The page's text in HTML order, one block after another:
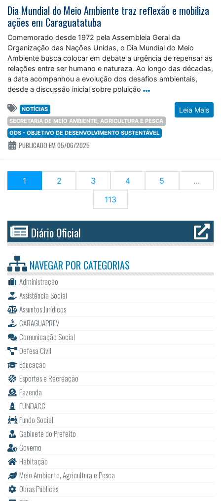
Dia Mundial do Meio Ambiente traz reflexão e mobiliza
ações em Caraguatatuba
Comemorado desde 1972 pela Assembleia Geral da
Organização das Nações Unidas, o Dia Mundial do Meio
Ambiente busca colocar em debate a urgência de repensar as
relações entre ser humano e natureza. Ao longo das décadas,
a data acompanhou a evolução dos desafios ambientais,
desde a discussão inicial sobre poluição
Leia Mais
NOTÍCIAS
SECRETARIA DE MEIO AMBIENTE, AGRICULTURA E PESCA
ODS - OBJETIVO DE DESENVOLVIMENTO SUSTENTÁVEL
PUBLICADO EM 05/06/2025
1 (current)2 3 4 5
113
Diário Oficial
NAVEGAR POR CATEGORIAS
Administração
Assistência Social
Assuntos Jurídicos
CARAGUAPREV
Comunicação Social
Defesa Civil
Educação
Esportes e Recreação
Fazenda
FUNDACC
Fundo Social
Gabinete do Prefeito
Governo
Habitação
Meio Ambiente, Agricultura e Pesca
Obras Públicas